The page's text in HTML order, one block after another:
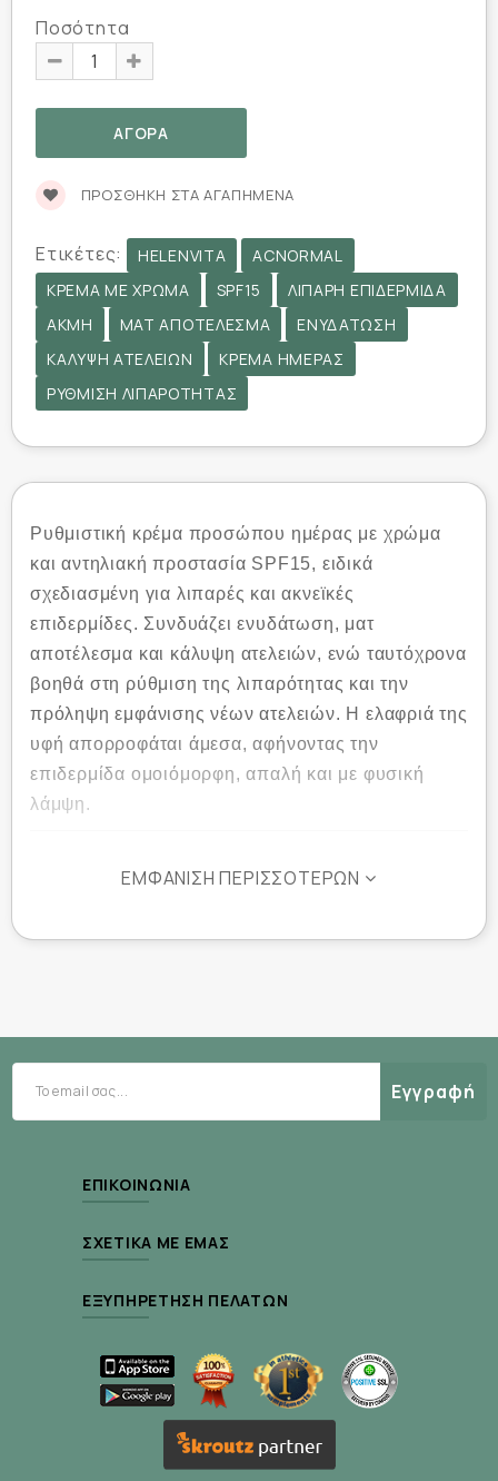
Ποσότητα
ΠΡΟΣΘΉΚΗ ΣΤΑ ΑΓΑΠΗΜΈΝΑ
Ετικέτες: HELENVITA
ACNORMAL
ΚΡΈΜΑ ΜΕ ΧΡΏΜΑ
SPF15
ΛΙΠΑΡΉ ΕΠΙΔΕΡΜΊΔΑ
ΑΚΜΉ
ΜΑΤ ΑΠΟΤΈΛΕΣΜΑ
ΕΝΥΔΆΤΩΣΗ
ΚΆΛΥΨΗ ΑΤΕΛΕΙΏΝ
ΚΡΈΜΑ ΗΜΈΡΑΣ
ΡΎΘΜΙΣΗ ΛΙΠΑΡΌΤΗΤΑΣ
Ρυθμιστική κρέμα προσώπου ημέρας με χρώμα
και αντηλιακή προστασία SPF15, ειδικά
σχεδιασμένη για λιπαρές και ακνεϊκές
επιδερμίδες. Συνδυάζει ενυδάτωση, ματ
αποτέλεσμα και κάλυψη ατελειών, ενώ ταυτόχρονα
βοηθά στη ρύθμιση της λιπαρότητας και την
πρόληψη εμφάνισης νέων ατελειών. Η ελαφριά της
υφή απορροφάται άμεσα, αφήνοντας την
επιδερμίδα ομοιόμορφη, απαλή και με φυσική
λάμψη.
Ρυθμίζει την παραγωγή σμήγματος
Ενυδατώνει και καταπραΰνει την επιδερμίδα
Κατάλληλη για επιδερμίδες με τάση ακμής
Τρόπος Χρήσης:
Εφαρμόστε καθημερινά το πρωί σε καθαρό και
στεγνό πρόσωπο. Αποφύγετε την περιοχή γύρω
από τα μάτια. Μπορεί να χρησιμοποιηθεί και ως
ΕΜΦΆΝΙΣΗ ΠΕΡΙΣΣΌΤΕΡΩΝ
Εγγραφή
ΕΠΙΚΟΙΝΩΝΊΑ
ΣΧΕΤΙΚΆ ΜΕ ΕΜΆΣ
ΕΞΥΠΗΡΈΤΗΣΗ ΠΕΛΑΤΏΝ